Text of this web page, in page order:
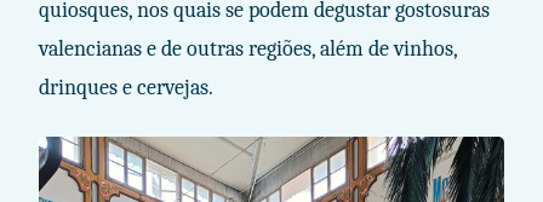
quiosques, nos quais se podem degustar gostosuras
valencianas e de outras regiões, além de vinhos,
drinques e cervejas.